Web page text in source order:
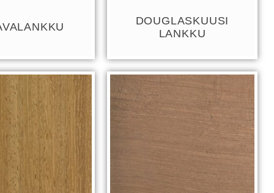
DOUGLASKUUSI
LANKKU